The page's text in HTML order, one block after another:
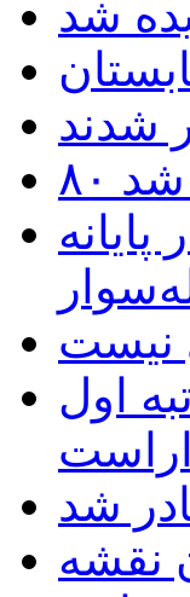
شدند
شد
نیست
اول
شد
نقشه